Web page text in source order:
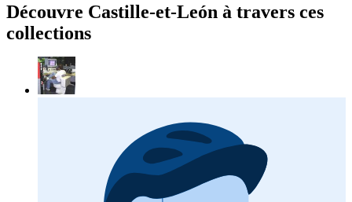
Découvre Castille-et-León à travers ces
collections